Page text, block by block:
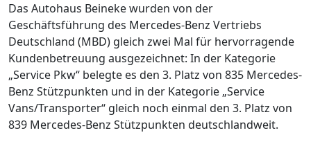
Das Autohaus Beineke wurden von der
Geschäftsführung des Mercedes-Benz Vertriebs
Deutschland (MBD) gleich zwei Mal für hervorragende
Kundenbetreuung ausgezeichnet: In der Kategorie
„Service Pkw“ belegte es den 3. Platz von 835 Mercedes-
Benz Stützpunkten und in der Kategorie „Service
Vans/Transporter“ gleich noch einmal den 3. Platz von
839 Mercedes-Benz Stützpunkten deutschlandweit.